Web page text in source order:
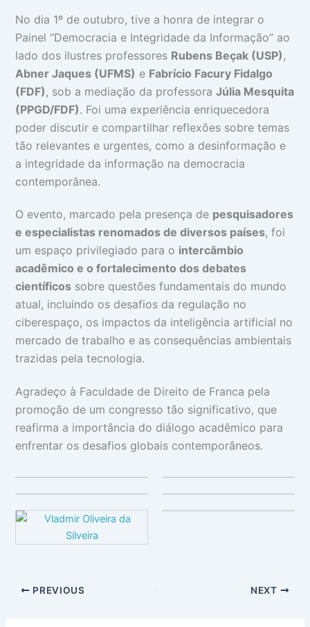
No dia 1º de outubro, tive a honra de integrar o
Painel “Democracia e Integridade da Informação” ao
lado dos ilustres professores Rubens Beçak (USP) ,
Abner Jaques (UFMS) e Fabrício Facury Fidalgo
(FDF) , sob a mediação da professoraJúlia Mesquita
(PPGD/FDF). Foi uma experiência enriquecedora
poder discutir e compartilhar reflexões sobre temas
tão relevantes e urgentes, como a desinformação e
a integridade da informação na democracia
contemporânea.
O evento, marcado pela presença de pesquisadores
e especialistas renomados de diversos países, foi
um espaço privilegiado para o intercâmbio
acadêmico e o fortalecimento dos debates
científicos sobre questões fundamentais do mundo
atual, incluindo os desafios da regulação no
ciberespaço, os impactos da inteligência artificial no
mercado de trabalho e as consequências ambientais
trazidas pela tecnologia.
Agradeço à Faculdade de Direito de Franca pela
promoção de um congresso tão significativo, que
reafirma a importância do diálogo acadêmico para
enfrentar os desafios globais contemporâneos.
PREVIOUS NEXT